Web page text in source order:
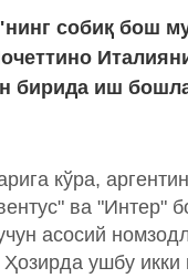
собиқ бош
бирида иш
кўра,
ва "Интер"
асосий
Ҳозирда ушбу